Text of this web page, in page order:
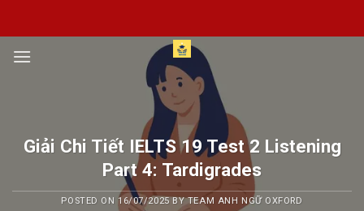
content
Giải Chi Tiết IELTS 19 Test 2 Listening
Part 4: Tardigrades
POSTED ON 16/07/2025 BYTEAM ANH NGỮ OXFORD